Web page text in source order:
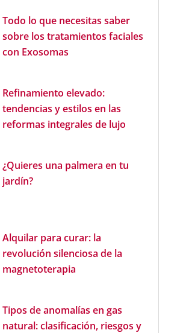
Todo lo que necesitas saber
sobre los tratamientos faciales
con Exosomas
Refinamiento elevado:
tendencias y estilos en las
reformas integrales de lujo
¿Quieres una palmera en tu
jardín?
Alquilar para curar: la
revolución silenciosa de la
magnetoterapia
Tipos de anomalías en gas
natural: clasificación, riesgos y